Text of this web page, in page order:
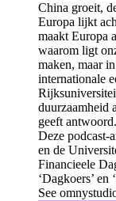
China groeit,
Europa lijkt
maakt Europa
waarom ligt
maken, maar
internationale
duurzaamheid
geeft antwoord.
Deze podcast-
en de
Financieele
‘Dagkoers’ en
See